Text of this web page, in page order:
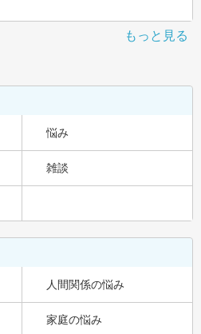
もっと見る
悩み
雑談
人間関係の悩み
家庭の悩み